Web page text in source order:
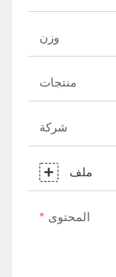
وزن
منتجات
شركة
ملف
المحتوى